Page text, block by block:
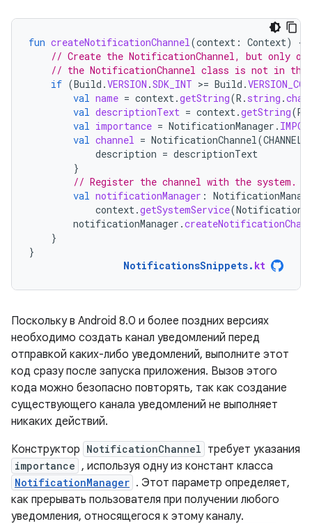
fun createNotificationChannel(context : Context)
{
// Create the NotificationChannel, but only on
// the NotificationChannel class is not in the
if (Build .VERSION .SDK_INT >= Build .
val name = context.getString(R . string .
val descriptionText = context.getString(R
val importance = NotificationManager .
val channel = NotificationChannel(
description = descriptionText
}
// Register the channel with the system.
val notificationManager :
context.getSystemService(
notificationManager .
}
}
NotificationsSnippets. kt
Поскольку в Android 8.0 и более поздних версиях
необходимо создать канал уведомлений перед
отправкой каких-либо уведомлений, выполните этот
код сразу после запуска приложения. Вызов этого
кода можно безопасно повторять, так как создание
существующего канала уведомлений не выполняет
никаких действий.
Конструктор NotificationChannel требует указания
importance , используя одну из констант класса
NotificationManager . Этот параметр определяет,
как прерывать пользователя при получении любого
уведомления, относящегося к этому каналу.